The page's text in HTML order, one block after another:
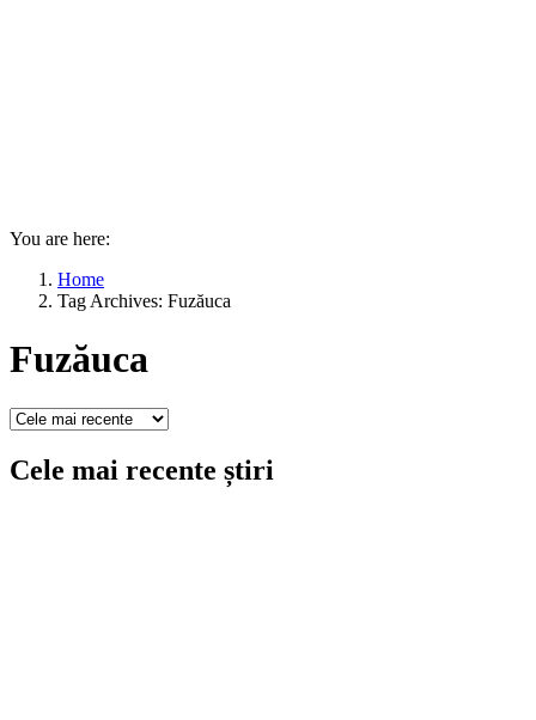
You are here:
Home
Tag Archives: Fuzăuca
Fuzăuca
Cele mai recente știri